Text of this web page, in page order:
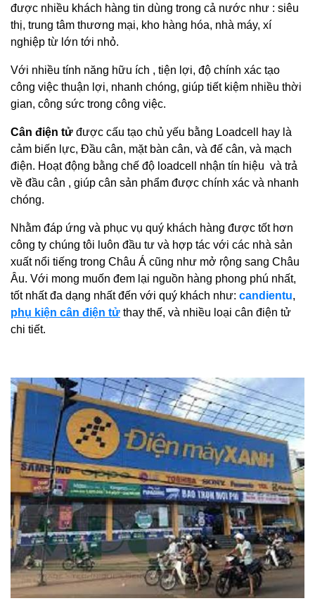
được nhiều khách hàng tin dùng trong cả nước như : siêu
thị, trung tâm thương mại, kho hàng hóa, nhà máy, xí
nghiệp từ lớn tới nhỏ.
Với nhiều tính năng hữu ích , tiện lợi, độ chính xác tạo
công việc thuận lợi, nhanh chóng, giúp tiết kiệm nhiều thời
gian, công sức trong công việc.
Cân điện tử được cấu tạo chủ yếu bằng Loadcell hay là
cảm biến lực, Đầu cân, mặt bàn cân, và đế cân, và mạch
điện. Hoạt động bằng chế độ loadcell nhận tín hiệu và trả
về đầu cân , giúp cân sản phẩm được chính xác và nhanh
chóng.
Nhằm đáp ứng và phục vụ quý khách hàng được tốt hơn
công ty chúng tôi luôn đầu tư và hợp tác với các nhà sản
xuất nổi tiếng trong Châu Á cũng như mở rộng sang Châu
Âu. Với mong muốn đem lại nguồn hàng phong phú nhất,
tốt nhất đa dạng nhất đến với quý khách như: candientu,
phụ kiện cân điện tử thay thế, và nhiều loại cân điện tử
chi tiết.